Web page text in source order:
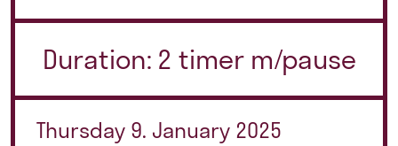
Duration: 2 timer m/pause
Thursday 9. January 2025